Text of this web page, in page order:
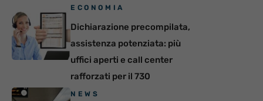
ECONOMIA
Dichiarazione precompilata,
assistenza potenziata: più
uffici aperti e call center
rafforzati per il 730
NEWS